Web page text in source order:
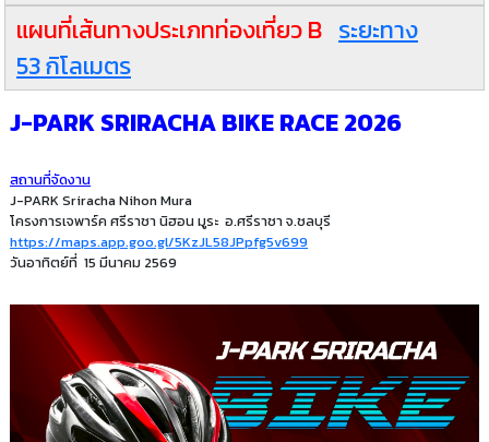
แผนที่เส้นทางประเภทท่องเที่ยว B ระยะทาง
53 กิโลเมตร
J-PARK SRIRACHA BIKE RACE 2026
สถานที่จัดงาน
J-PARK Sriracha Nihon Mura
โครงการเจพาร์ค ศรีราชา นิฮอน มูระ อ.ศรีราชา จ.ชลบุรี
https://maps.app.goo.gl/5KzJL58JPpfg5v699
วันอาทิตย์ที่ 15 มีนาคม 2569